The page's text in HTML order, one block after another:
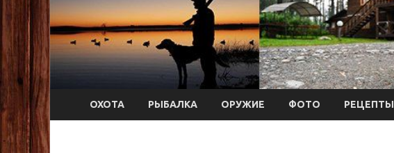
ОХОТА РЫБАЛКА ОРУЖИЕ ФОТО РЕЦЕПТЫ